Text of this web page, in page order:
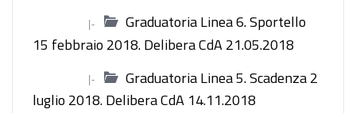
|-
Graduatoria Linea 6. Sportello
15 febbraio 2018. Delibera CdA 21.05.2018
|-
Graduatoria Linea 5. Scadenza 2
luglio 2018. Delibera CdA 14.11.2018